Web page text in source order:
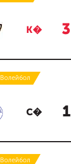
К� 3
Волейбол
С� 1
Волейбол